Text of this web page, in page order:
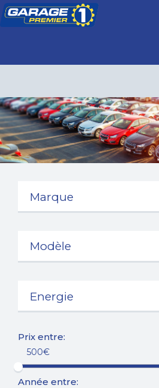
Prix entre:
500€
Année entre: